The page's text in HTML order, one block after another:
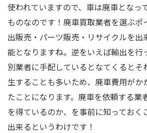
使われていますので、車は廃車となっ
ものなのです！廃車買取業者を選ぶポ
出販売・パーツ販売・リサイクルを出
能となりますね。逆をいえば輸出を行
別業者に手配しているとなてくるとそ
生することも多いため、廃車費用がか
たことになります。廃車を依頼する業
を得ているのか、を事前に知っておく
出来るというわけです！